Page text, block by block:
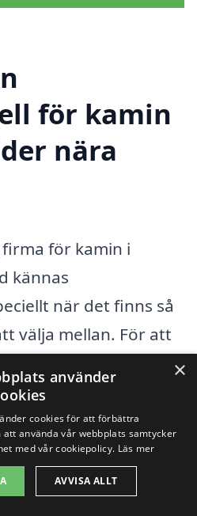
för kamin
nära
för kamin i
kännas
när det finns så
välja mellan. För att
företag i
Det kan ge dig fler val
erbjudanden. Här
omkring Perstorp
×
använder
cookies för att förbättra
använda vår webbplats samtycker
med vår cookiepolicy. Läs mer
AVVISA ALLT